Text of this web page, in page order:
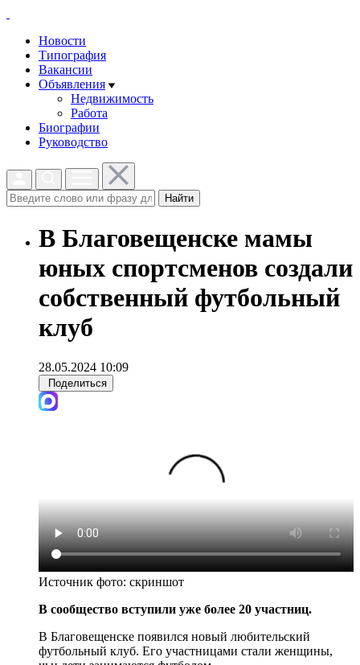
Новости
Типография
Вакансии
Объявления
Недвижимость
Работа
Биографии
Руководство
Найти
В Благовещенске мамы
юных спортсменов создали
собственный футбольный
клуб
28.05.2024 10:09
Поделиться
Источник фото: скриншот
В сообщество вступили уже более 20 участниц.
В Благовещенске появился новый любительский
футбольный клуб. Его участницами стали женщины,